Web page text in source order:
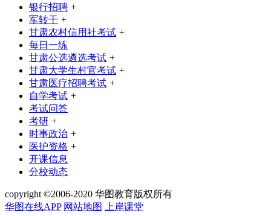
银行招聘 +
军转干 +
甘肃农村信用社考试 +
每日一练
甘肃公选遴选考试 +
甘肃大学生村官考试 +
甘肃医疗招聘考试 +
自学考试 +
考试问答
考研 +
时事政治 +
医护资格 +
开课信息
分校动态
copyright ©2006-2020 华图教育版权所有
华图在线APP 网站地图 上岸课堂